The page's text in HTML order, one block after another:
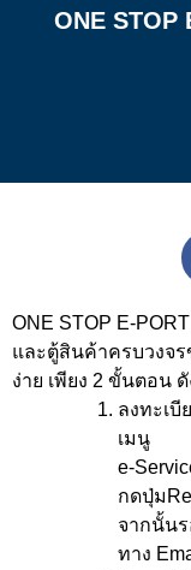
ONE STOP
ONE STOP E-
และตู้สินค้าครบวงจร
ง่าย เพียง 2 ขั้นตอน
ลงทะเบี
เมนู
e-
กดปุ่ม
จากนั้น
ทาง